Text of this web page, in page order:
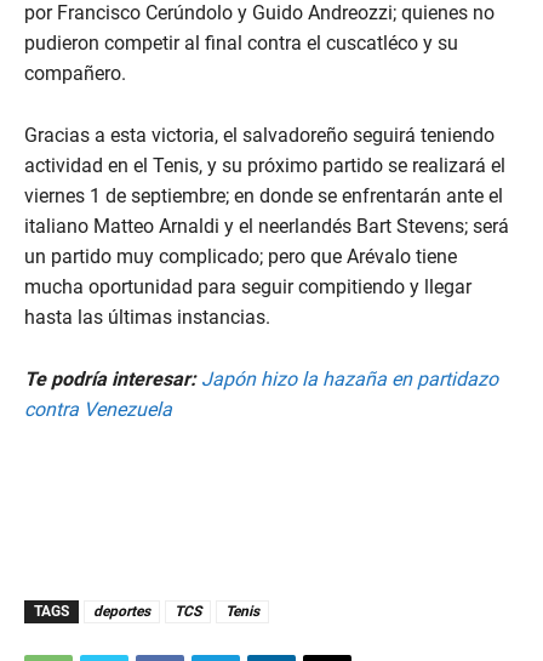
por Francisco Cerúndolo y Guido Andreozzi; quienes no
pudieron competir al final contra el cuscatléco y su
compañero.
Gracias a esta victoria, el salvadoreño seguirá teniendo
actividad en el Tenis, y su próximo partido se realizará el
viernes 1 de septiembre; en donde se enfrentarán ante el
italiano Matteo Arnaldi y el neerlandés Bart Stevens; será
un partido muy complicado; pero que Arévalo tiene
mucha oportunidad para seguir compitiendo y llegar
hasta las últimas instancias.
Te podría interesar: Japón hizo la hazaña en partidazo
contra Venezuela
TAGS deportes TCS Tenis